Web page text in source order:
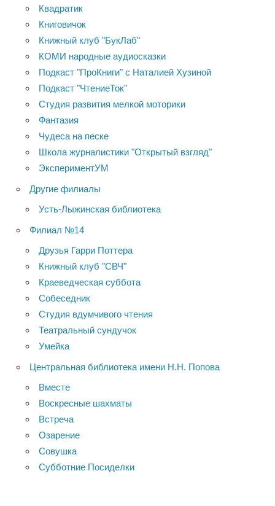
Квадратик
Книговичок
Книжный клуб "БукЛаб"
КОМИ народные аудиосказки
Подкаст "ПроКниги" с Наталией Хузиной
Подкаст "ЧтениеТок"
Студия развития мелкой моторики
Фантазия
Чудеса на песке
Школа журналистики "Открытый взгляд"
ЭкспериментУМ
Другие филиалы
Усть-Лыжинская библиотека
Филиал №14
Друзья Гарри Поттера
Книжный клуб "СВЧ"
Краеведческая суббота
Собеседник
Студия вдумчивого чтения
Театральный сундучок
Умейка
Центральная библиотека имени Н.Н. Попова
Вместе
Воскресные шахматы
Встреча
Озарение
Совушка
Субботние Посиделки